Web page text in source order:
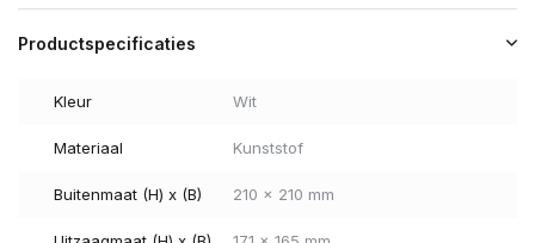
Productspecificaties
Kleur Wit
Materiaal Kunststof
Buitenmaat (H) x (B) 210 x 210 mm